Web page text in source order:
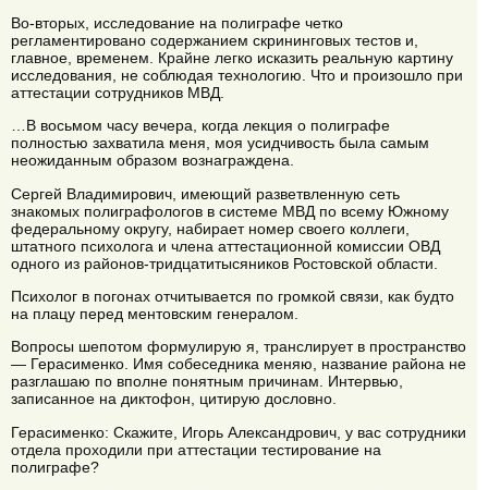
Во-вторых, исследование на полиграфе четко
регламентировано содержанием скрининговых тестов и,
главное, временем. Крайне легко исказить реальную картину
исследования, не соблюдая технологию. Что и произошло при
аттестации сотрудников МВД.
…В восьмом часу вечера, когда лекция о полиграфе
полностью захватила меня, моя усидчивость была самым
неожиданным образом вознаграждена.
Сергей Владимирович, имеющий разветвленную сеть
знакомых полиграфологов в системе МВД по всему Южному
федеральному округу, набирает номер своего коллеги,
штатного психолога и члена аттестационной комиссии ОВД
одного из районов-тридцатитысяников Ростовской области.
Психолог в погонах отчитывается по громкой связи, как будто
на плацу перед ментовским генералом.
Вопросы шепотом формулирую я, транслирует в пространство
— Герасименко. Имя собеседника меняю, название района не
разглашаю по вполне понятным причинам. Интервью,
записанное на диктофон, цитирую дословно.
Герасименко: Скажите, Игорь Александрович, у вас сотрудники
отдела проходили при аттестации тестирование на
полиграфе?